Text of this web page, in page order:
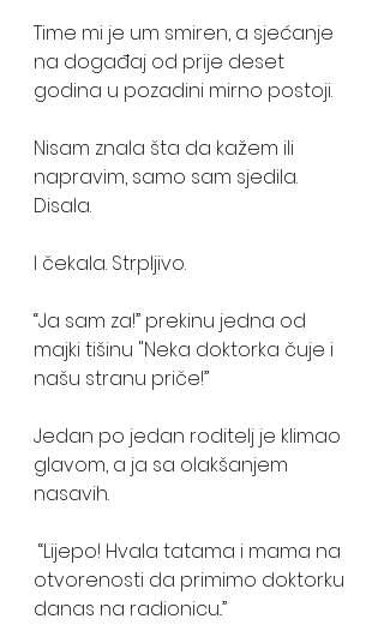
Time mi je um smiren, a sjećanje
na događaj od prije deset
godina u pozadini mirno postoji.
Nisam znala šta da kažem ili
napravim, samo sam sjedila.
Disala.
I čekala. Strpljivo.
“Ja sam za!” prekinu jedna od
majki tišinu "Neka doktorka čuje i
našu stranu priče!”
Jedan po jedan roditelj je klimao
glavom, a ja sa olakšanjem
nasavih.
otvorenosti da primimo doktorku
danas na radionicu..”